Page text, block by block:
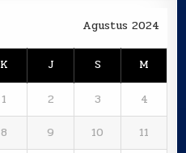
Agustus 2024
K J S M
1 2 3
4
8 9 10
11